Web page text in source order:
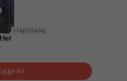
1.1 kg CO₂e/kg
in)